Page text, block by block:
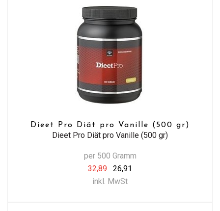
Dieet Pro Diät pro Vanille (500 gr)
Dieet Pro Diät pro Vanille (500 gr)
per 500 Gramm
32,89
26,91
inkl. MwSt